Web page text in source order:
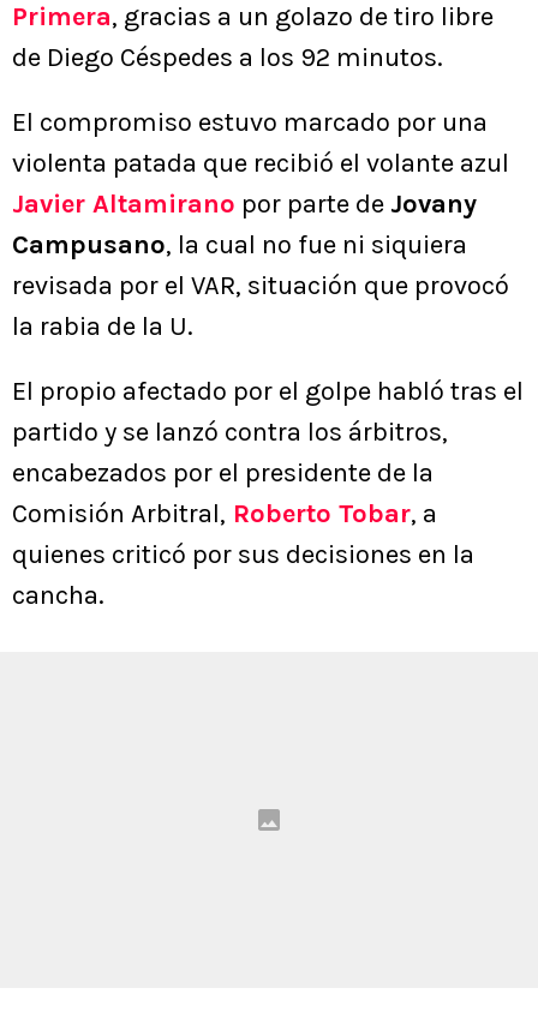
Primera, gracias a un golazo de tiro libre
de Diego Céspedes a los 92 minutos.
El compromiso estuvo marcado por una
violenta patada que recibió el volante azul
Javier Altamirano por parte de Jovany
Campusano, la cual no fue ni siquiera
revisada por el VAR, situación que provocó
la rabia de la U.
El propio afectado por el golpe habló tras el
partido y se lanzó contra los árbitros,
encabezados por el presidente de la
Comisión Arbitral, Roberto Tobar, a
quienes criticó por sus decisiones en la
cancha.